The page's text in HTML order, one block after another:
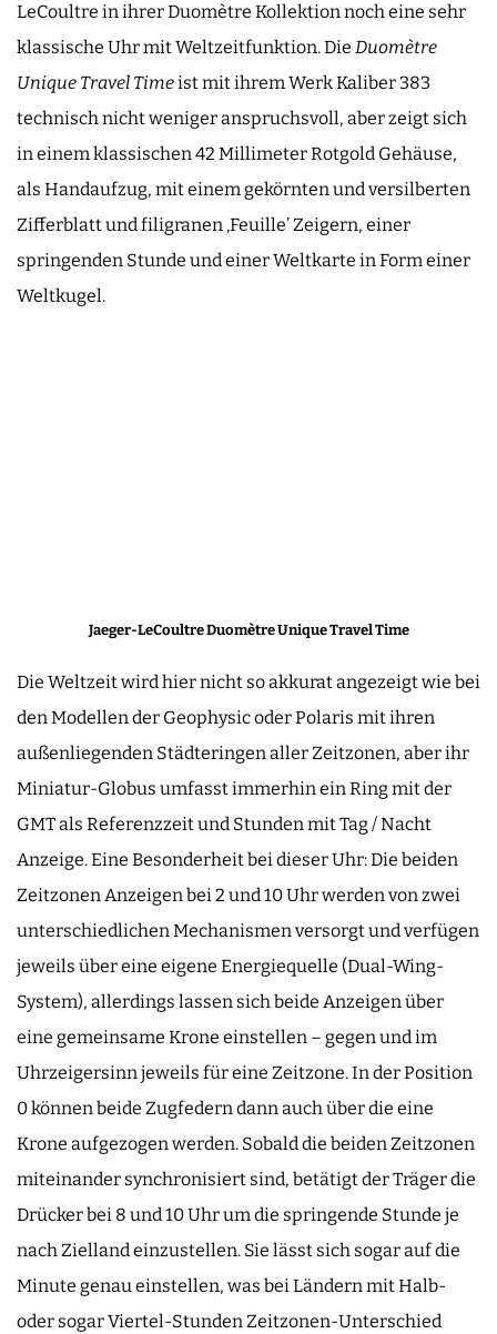
LeCoultre in ihrer Duomètre Kollektion noch eine sehr
klassische Uhr mit Weltzeitfunktion. Die Duomètre
Unique Travel Timeist mit ihrem Werk Kaliber 383
technisch nicht weniger anspruchsvoll, aber zeigt sich
in einem klassischen 42 Millimeter Rotgold Gehäuse,
als Handaufzug, mit einem gekörnten und versilberten
Zifferblatt und filigranen ‚Feuille’ Zeigern, einer
springenden Stunde und einer Weltkarte in Form einer
Weltkugel.
Jaeger-LeCoultre Duomètre Unique Travel Time
Die Weltzeit wird hier nicht so akkurat angezeigt wie bei
den Modellen der Geophysic oder Polaris mit ihren
außenliegenden Städteringen aller Zeitzonen, aber ihr
Miniatur-Globus umfasst immerhin ein Ring mit der
GMT als Referenzzeit und Stunden mit Tag / Nacht
Anzeige. Eine Besonderheit bei dieser Uhr: Die beiden
Zeitzonen Anzeigen bei 2 und 10 Uhr werden von zwei
unterschiedlichen Mechanismen versorgt und verfügen
jeweils über eine eigene Energiequelle (Dual-Wing-
System), allerdings lassen sich beide Anzeigen über
eine gemeinsame Krone einstellen – gegen und im
Uhrzeigersinn jeweils für eine Zeitzone. In der Position
0 können beide Zugfedern dann auch über die eine
Krone aufgezogen werden. Sobald die beiden Zeitzonen
miteinander synchronisiert sind, betätigt der Träger die
Drücker bei 8 und 10 Uhr um die springende Stunde je
nach Zielland einzustellen. Sie lässt sich sogar auf die
Minute genau einstellen, was bei Ländern mit Halb-
oder sogar Viertel-Stunden Zeitzonen-Unterschied